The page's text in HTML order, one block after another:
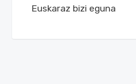
Euskaraz bizi eguna